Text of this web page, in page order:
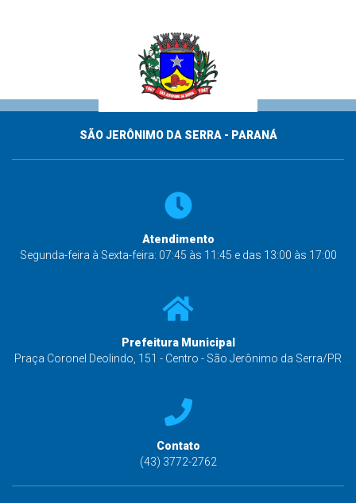
SÃO JERÔNIMO DA SERRA - PARANÁ
Atendimento
Segunda-feira à Sexta-feira: 07:45 às 11:45 e das 13:00 às 17:00
Prefeitura Municipal
Praça Coronel Deolindo, 151 - Centro - São Jerônimo da Serra/PR
Contato
(43) 3772-2762